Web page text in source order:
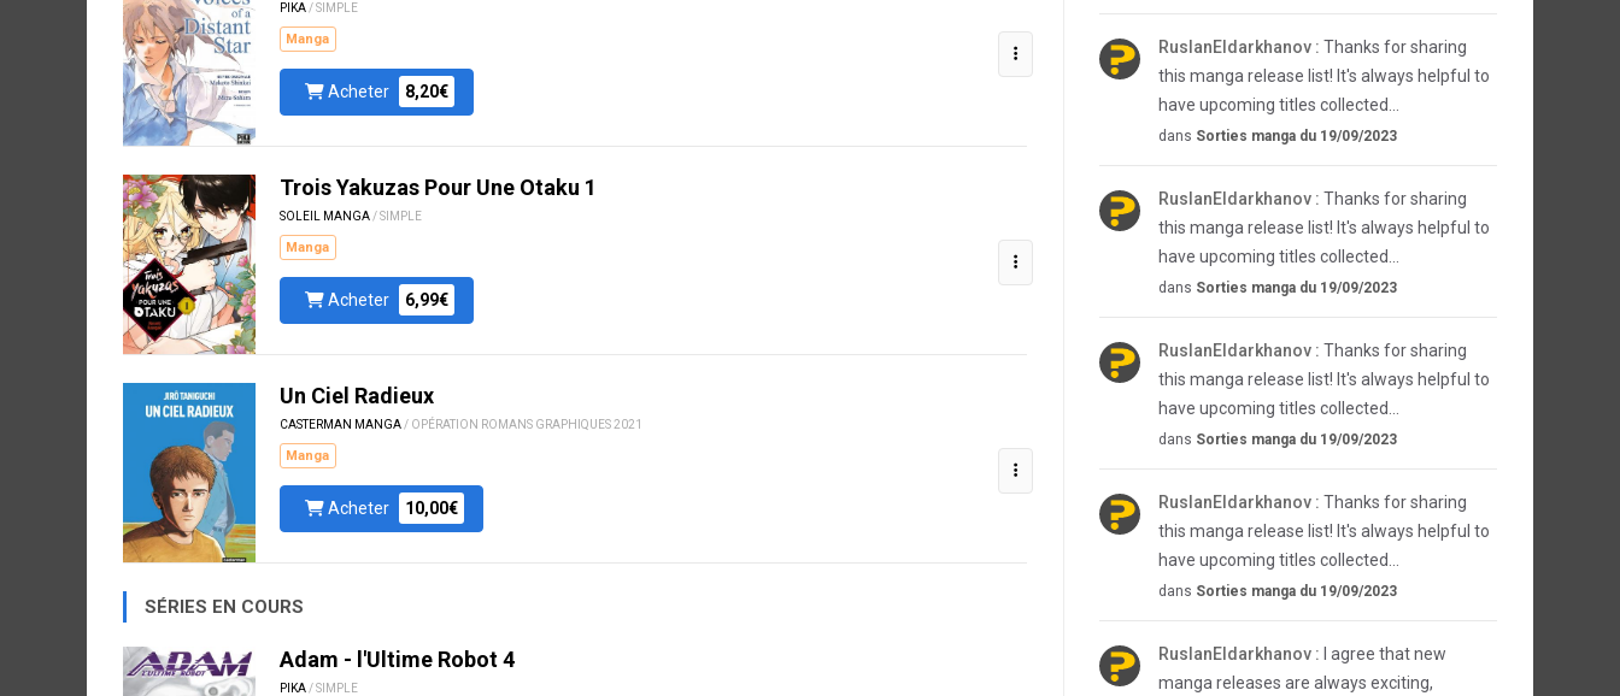
PIKA / SIMPLE
Manga
Acheter 8,20€
Trois Yakuzas Pour Une Otaku 1
SOLEIL MANGA / SIMPLE
Manga
Acheter 6,99€
Un Ciel Radieux
CASTERMAN MANGA / OPÉRATION ROMANS GRAPHIQUES 2021
Manga
Acheter 10,00€
SÉRIES EN COURS
Adam - l'Ultime Robot 4
PIKA / SIMPLE
RuslanEldarkhanov : Thanks for sharing
this manga release list! It's always helpful to
have upcoming titles collected...
dans Sorties manga du 19/09/2023
RuslanEldarkhanov : Thanks for sharing
this manga release list! It's always helpful to
have upcoming titles collected...
dans Sorties manga du 19/09/2023
RuslanEldarkhanov : Thanks for sharing
this manga release list! It's always helpful to
have upcoming titles collected...
dans Sorties manga du 19/09/2023
RuslanEldarkhanov : Thanks for sharing
this manga release list! It's always helpful to
have upcoming titles collected...
dans Sorties manga du 19/09/2023
RuslanEldarkhanov :
I agree that new
manga releases are always exciting,